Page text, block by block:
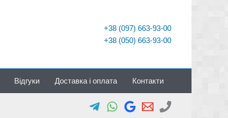
+38 (097) 663-93-00
+38 (050) 663-93-00
Відгуки Доставка і оплата Контакти